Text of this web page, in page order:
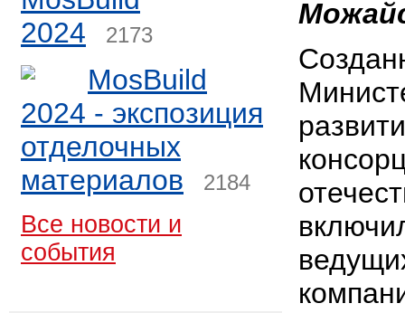
2024
2173
MosBuild
2024 - экспозиция
отделочных
материалов
2184
Все новости и
события